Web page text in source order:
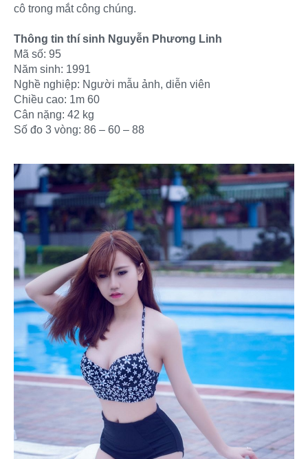
cô trong mắt công chúng.
Thông tin thí sinh Nguyễn Phương Linh
Mã số: 95
Năm sinh: 1991
Nghề nghiệp: Người mẫu ảnh, diễn viên
Chiều cao: 1m 60
Cân nặng: 42 kg
Số đo 3 vòng: 86 – 60 – 88